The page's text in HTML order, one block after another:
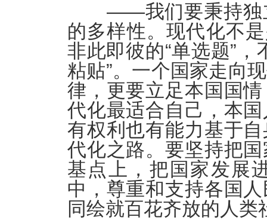
——我们要秉持独立
的多样性。现代化不
非此即彼的“单选题”
粘贴”。一个国家走向
律，更要立足本国国
代化最适合自己，本
有权利也有能力基于
代化之路。要坚持把
基点上，把国家发展
中，尊重和支持各国
同绘就百花齐放的人